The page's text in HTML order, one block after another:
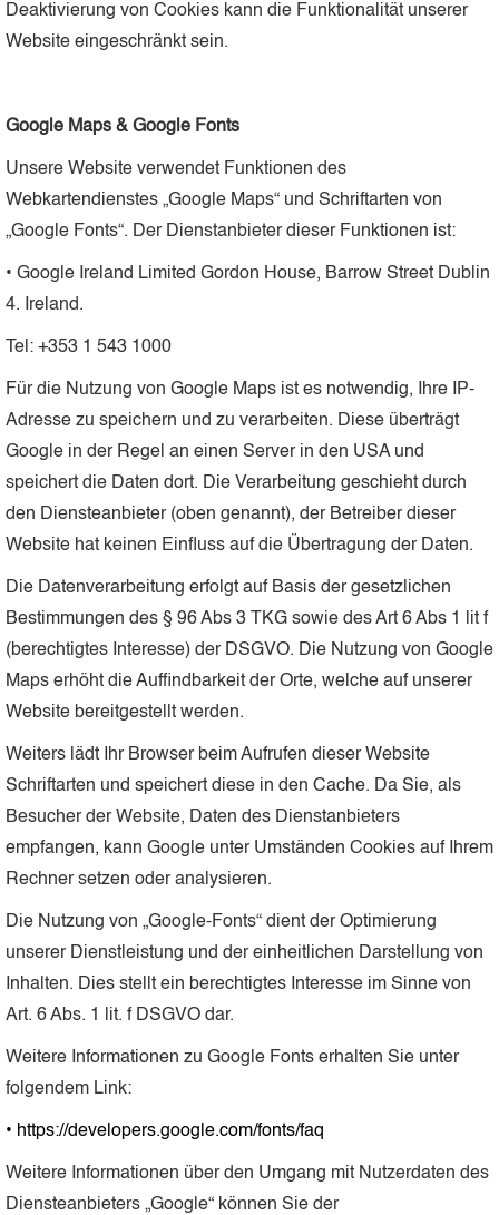
Deaktivierung von Cookies kann die Funktionalität unserer
Website eingeschränkt sein.
Google Maps & Google Fonts
Unsere Website verwendet Funktionen des
Webkartendienstes „Google Maps“ und Schriftarten von
„Google Fonts“. Der Dienstanbieter dieser Funktionen ist:
• Google Ireland Limited Gordon House, Barrow Street Dublin
4. Ireland.
Tel: +353 1 543 1000
Für die Nutzung von Google Maps ist es notwendig, Ihre IP-
Adresse zu speichern und zu verarbeiten. Diese überträgt
Google in der Regel an einen Server in den USA und
speichert die Daten dort. Die Verarbeitung geschieht durch
den Diensteanbieter (oben genannt), der Betreiber dieser
Website hat keinen Einfluss auf die Übertragung der Daten.
Die Datenverarbeitung erfolgt auf Basis der gesetzlichen
Bestimmungen des § 96 Abs 3 TKG sowie des Art 6 Abs 1 lit f
(berechtigtes Interesse) der DSGVO. Die Nutzung von Google
Maps erhöht die Auffindbarkeit der Orte, welche auf unserer
Website bereitgestellt werden.
Weiters lädt Ihr Browser beim Aufrufen dieser Website
Schriftarten und speichert diese in den Cache. Da Sie, als
Besucher der Website, Daten des Dienstanbieters
empfangen, kann Google unter Umständen Cookies auf Ihrem
Rechner setzen oder analysieren.
Die Nutzung von „Google-Fonts“ dient der Optimierung
unserer Dienstleistung und der einheitlichen Darstellung von
Inhalten. Dies stellt ein berechtigtes Interesse im Sinne von
Art. 6 Abs. 1 lit. f DSGVO dar.
Weitere Informationen zu Google Fonts erhalten Sie unter
folgendem Link:
• https://developers.google.com/fonts/faq
Weitere Informationen über den Umgang mit Nutzerdaten des
Diensteanbieters „Google“ können Sie der